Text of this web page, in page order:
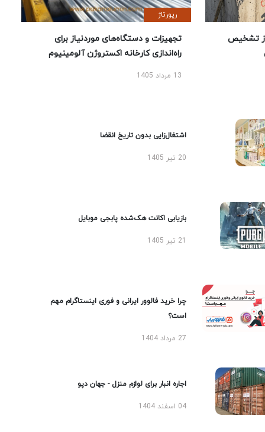
تشخیص
رپورتاژ
تجهیزات و دستگاه‌های موردنیاز برای
راه‌اندازی کارخانه اکستروژن آلومینیوم
13 مرداد 1405
اشتغال‌زایی بدون تاریخ انقضا
20 تیر 1405
بازیابی اکانت هک‌شده پابجی موبایل
چرا خرید فالوور ایرانی و فوری اینستاگرام مهم
است؟
27 مرداد 1404
اجاره انبار برای لوازم منزل - جهان دپو
04 اسفند 1404